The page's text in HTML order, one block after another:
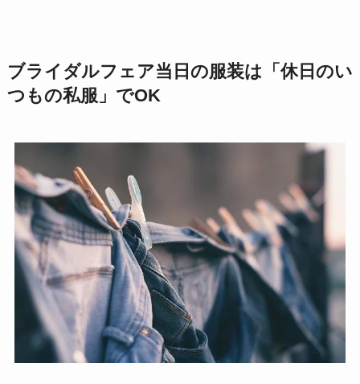
ブライダルフェア当日の服装は「休日のい
つもの私服」でOK